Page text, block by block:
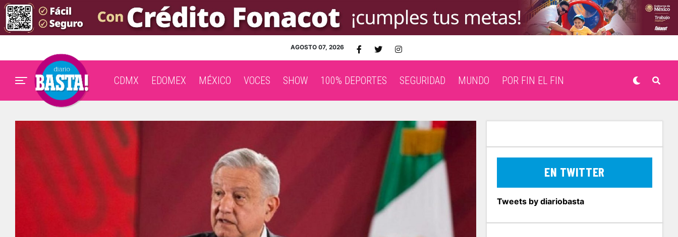
AGOSTO 07, 2026
CDMX EDOMEX MÉXICO VOCES SHOW 100% DEPORTES SEGURIDAD MUNDO POR FIN EL FIN
EN TWITTER
Tweets by diariobasta